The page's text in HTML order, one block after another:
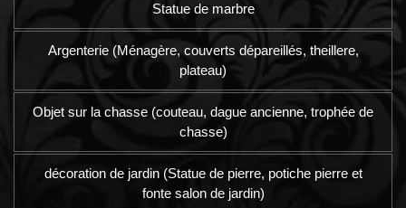
Statue de marbre
Argenterie (Ménagère, couverts dépareillés, theillere,
plateau)
Objet sur la chasse (couteau, dague ancienne, trophée de
chasse)
décoration de jardin (Statue de pierre, potiche pierre et
fonte salon de jardin)